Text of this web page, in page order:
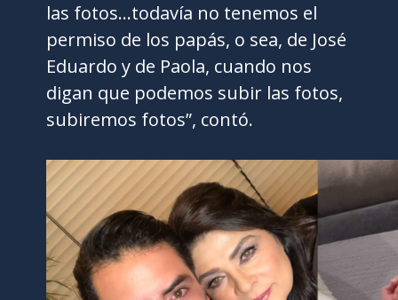
las fotos…todavía no tenemos el
permiso de los papás, o sea, de José
Eduardo y de Paola, cuando nos
digan que podemos subir las fotos,
subiremos fotos”, contó.